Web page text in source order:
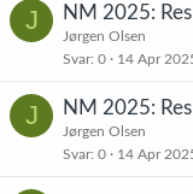
J NM 2025:
Jørgen Olsen
Svar 0 14 Apr
J NM 2025:
Jørgen Olsen
Svar 0 14 Apr